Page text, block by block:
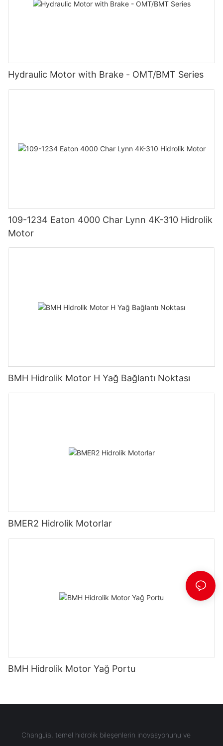
Hydraulic Motor with Brake - OMT/BMT Series
109-1234 Eaton 4000 Char Lynn 4K-310 Hidrolik
Motor
BMH Hidrolik Motor H Yağ Bağlantı Noktası
BMER2 Hidrolik Motorlar
BMH Hidrolik Motor Yağ Portu
ChangJia, temel hidrolik bileşenlerin inovasyonunu ve